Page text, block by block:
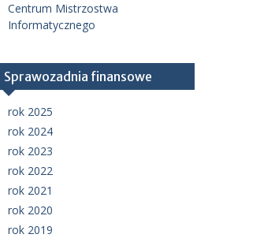
Centrum Mistrzostwa
Informatycznego
Sprawozadnia finansowe
rok 2025
rok 2024
rok 2023
rok 2022
rok 2021
rok 2020
rok 2019